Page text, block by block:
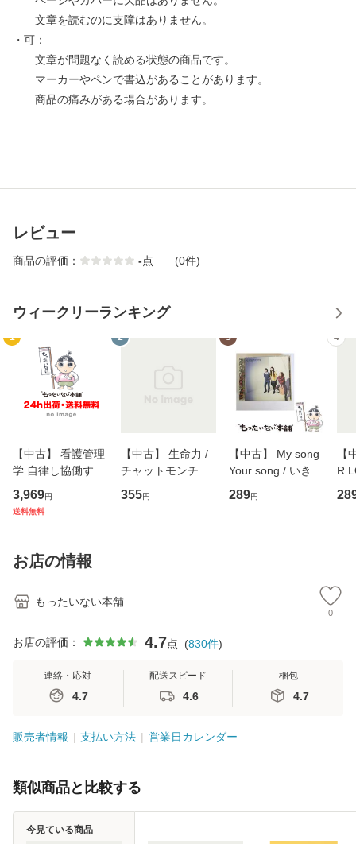
文章を読むのに支障はありません。
・可：
文章が問題なく読める状態の商品です。
マーカーやペンで書込があることがあります。
商品の痛みがある場合があります。
レビュー
商品の評価： -点 (0件)
ウィークリーランキング
1
【中古】 看護管理
学 自律し協働する
専門職の看護マネ
ジメントスキル 改
恵 藤本幸三 / 南江
堂 [単行
3,969円
送料無料
2
【中古】 生命力 /
チャットモンチー /
キューンレコード
[CD]【メール便送
355円
3
【中古】 My song
Your song / いきも
のがかり / [CD]
【メール便送料無
289円
4
【
R
産
お店の情報
もったいない本舗
0
お店の評価： 4.7点 (830件)
連絡・応対
4.7
配送スピード
4.6
梱包
4.7
販売者情報 支払い方法 営業日カレンダー
類似商品と比較する
今見ている商品